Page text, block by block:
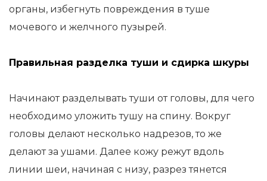
органы, избегнуть повреждения в туше
мочевого и желчного пузырей.
Правильная разделка туши и сдирка шкуры
Начинают разделывать туши от головы, для чего
необходимо уложить тушу на спину. Вокруг
головы делают несколько надрезов, то же
делают за ушами. Далее кожу режут вдоль
линии шеи, начиная с низу, разрез тянется